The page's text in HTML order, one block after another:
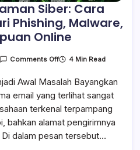
Siber: Cara
Phishing, Malware,
Online
Comments OffOn
Siber:
Melindungi
Diri
Dari
Phishing,
Malware,
Dan
4 Min Read
Awal Masalah Bayangkan
email yang terlihat sangat
terkenal terpampang
bahkan alamat pengirimnya
dalam pesan tersebut…